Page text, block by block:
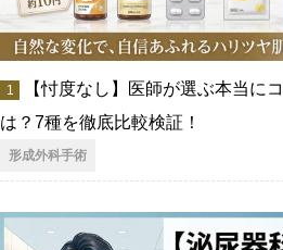
【忖度なし】医師が選ぶ本当に
は？7種を徹底比較検証！
形成外科手術